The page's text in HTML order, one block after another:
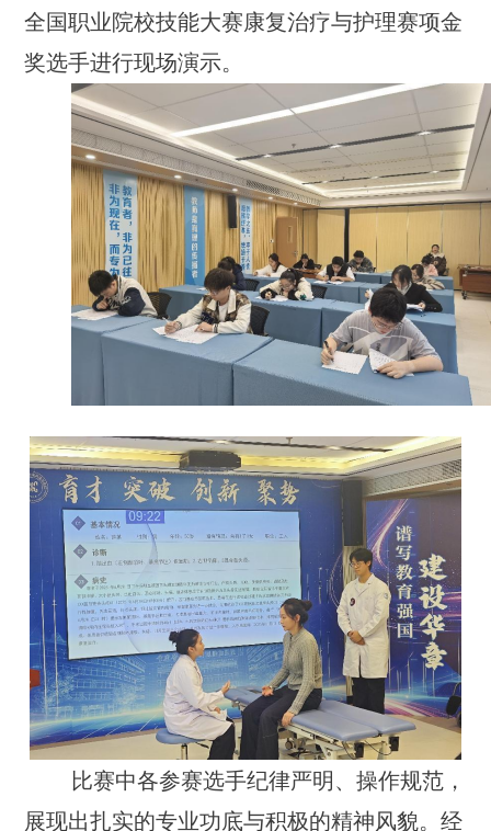
全国职业院校技能大赛康复治疗与护理赛项金
奖选手进行现场演示。
比赛中各参赛选手纪律严明、操作规范，
展现出扎实的专业功底与积极的精神风貌。经